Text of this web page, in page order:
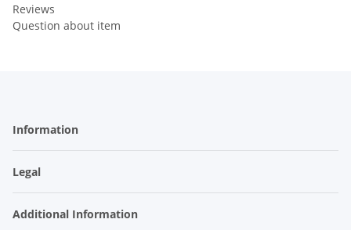
Reviews
Question about item
Information
Legal
Additional Information